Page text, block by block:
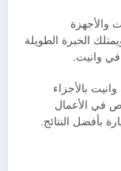
والأجهزة
الخبرة الطويلة
في وانيت.
بالأجزاء
في الأعمال
بأفضل النتائج.